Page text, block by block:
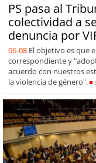
PS pasa al
colectividad a
denuncia por
06-08 El objetivo es que
correspondiente y
acuerdo con nuestros
la violencia de género".